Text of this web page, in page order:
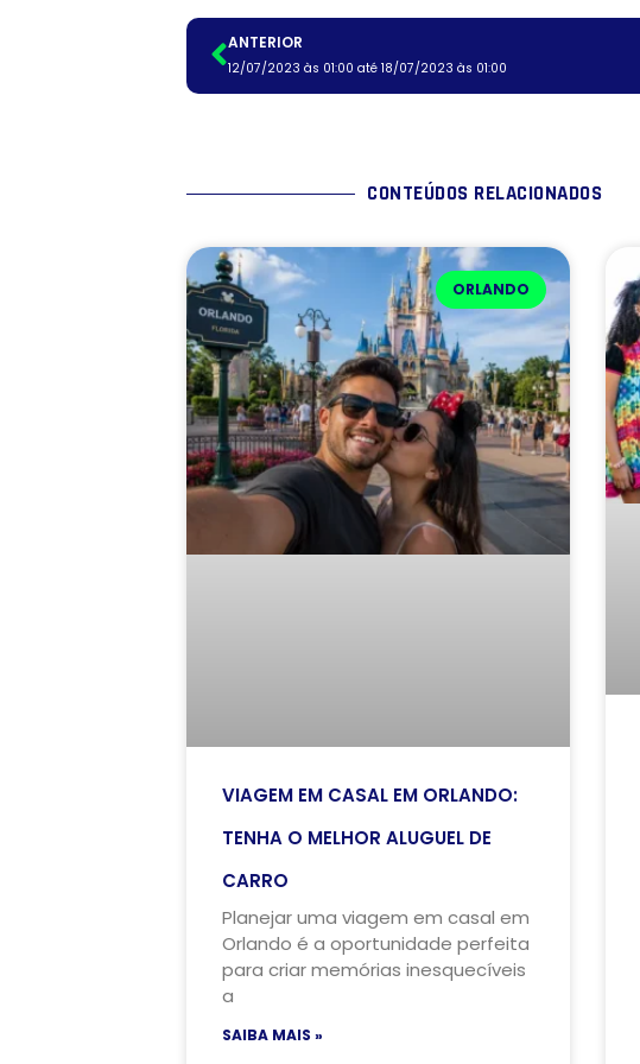
ANTERIOR
12/07/2023 às 01:00 até 18/07/2023 às 01:00
CONTEÚDOS RELACIONADOS
ORLANDO
VIAGEM EM CASAL EM ORLANDO:
TENHA O MELHOR ALUGUEL DE
CARRO
Planejar uma viagem em casal em
Orlando é a oportunidade perfeita
para criar memórias inesquecíveis
a
SAIBA MAIS »